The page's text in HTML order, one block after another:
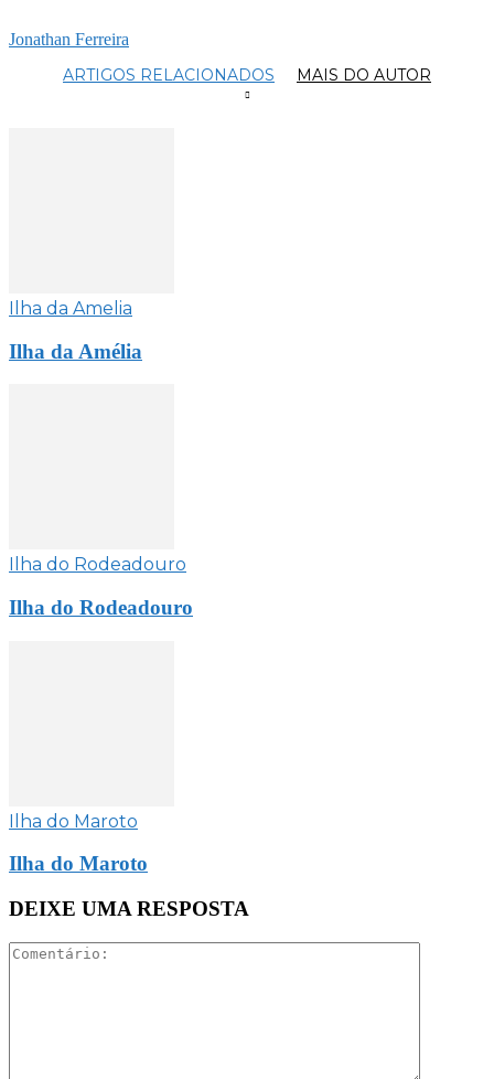
Jonathan Ferreira
ARTIGOS RELACIONADOS MAIS DO AUTOR
Ilha da Amelia
Ilha da Amélia
Ilha do Rodeadouro
Ilha do Rodeadouro
Ilha do Maroto
Ilha do Maroto
DEIXE UMA RESPOSTA